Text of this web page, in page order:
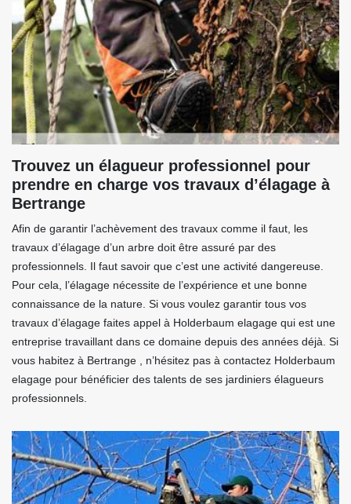
Trouvez un élagueur professionnel pour
prendre en charge vos travaux d’élagage à
Bertrange
Afin de garantir l’achèvement des travaux comme il faut, les
travaux d’élagage d’un arbre doit être assuré par des
professionnels. Il faut savoir que c’est une activité dangereuse.
Pour cela, l’élagage nécessite de l’expérience et une bonne
connaissance de la nature. Si vous voulez garantir tous vos
travaux d’élagage faites appel à Holderbaum elagage qui est une
entreprise travaillant dans ce domaine depuis des années déjà. Si
vous habitez à Bertrange , n’hésitez pas à contactez Holderbaum
elagage pour bénéficier des talents de ses jardiniers élagueurs
professionnels.